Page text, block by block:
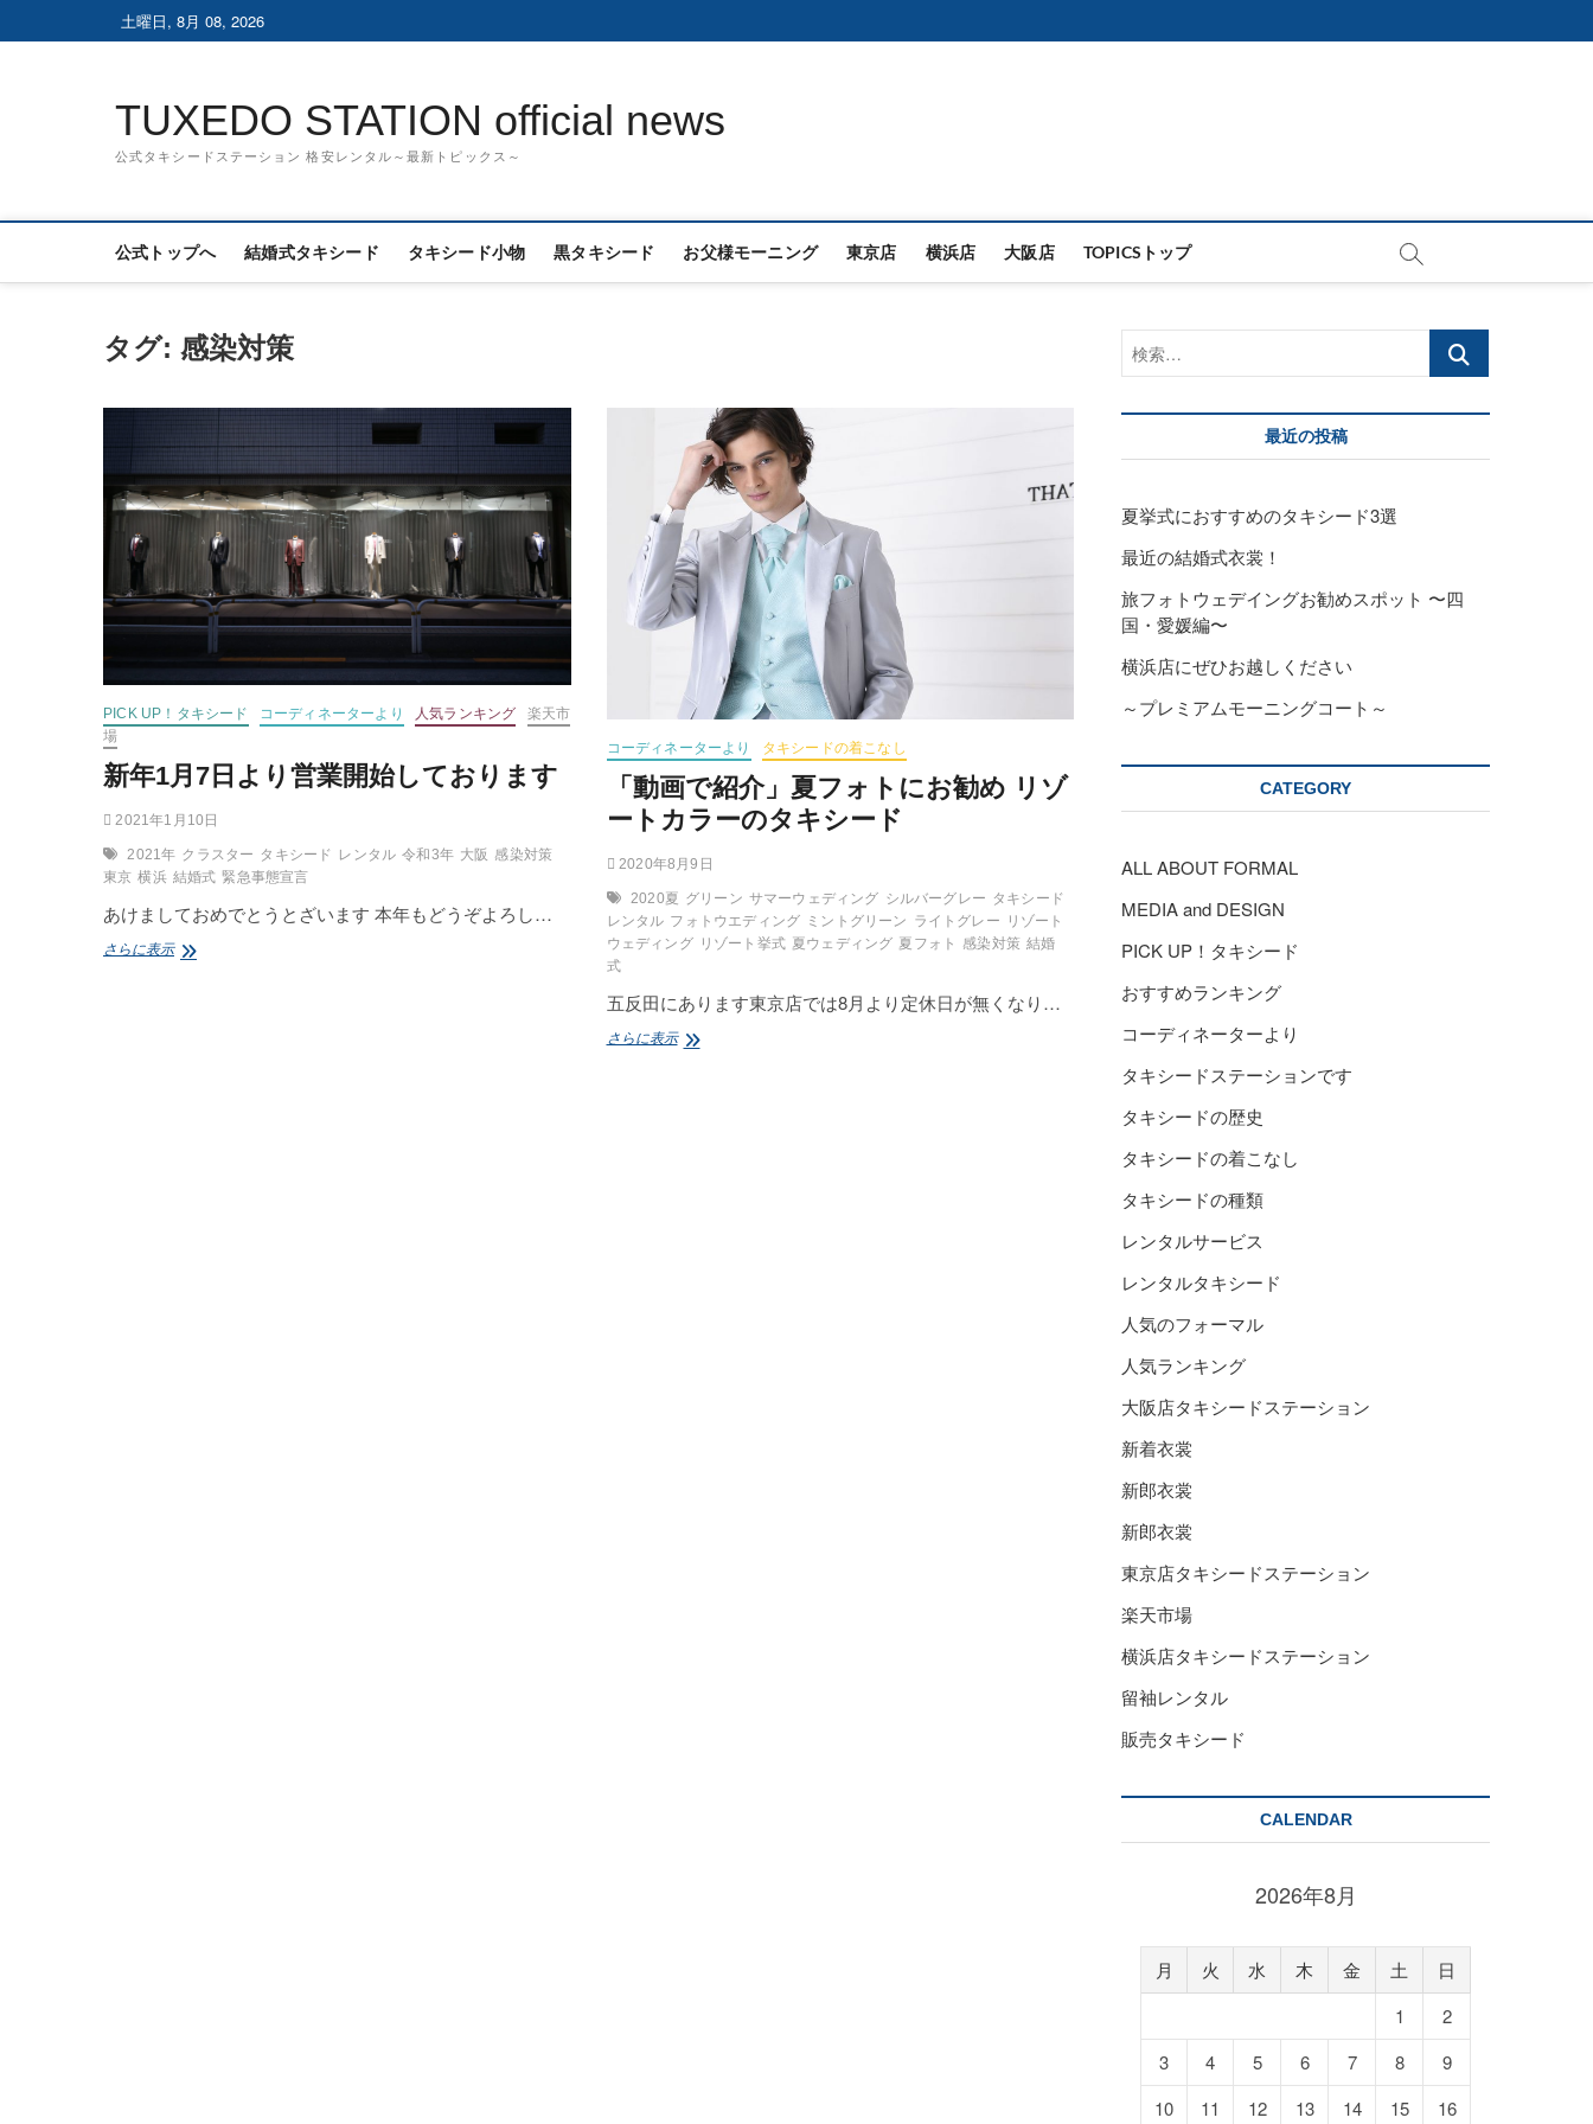
to
土曜日, 8月 08, 2026
TUXEDO STATION official news
公式タキシードステーション 格安レンタル～最新トピックス～
公式トップへ 結婚式タキシード タキシード小物 黒タキシード お父様モーニング 東京店 横浜店 大阪店 TOPICSトップ
タグ: 感染対策
PICK UP！タキシード コーディネーターより 人気ランキング
楽天市
場
新年1月7日より営業開始しております
2021年1月10日
2021年 クラスター タキシード レンタル 令和3年 大阪 感染対策
東京 横浜 結婚式 緊急事態宣言
あけましておめでとうとざいます 本年もどうぞよろし…
さらに表示新
コーディネーターより タキシードの着こなし
「動画で紹介」夏フォトにお勧め リゾ
ートカラーのタキシード
2020年8月9日
2020夏 グリーン サマーウェディング シルバーグレー タキシード
レンタル フォトウエディング ミントグリーン ライトグレー
リゾート
ウェディング リゾート挙式 夏ウェディング 夏フォト 感染対策 結婚
式
五反田にあります東京店では8月より定休日が無くなり…
さらに表示「動
索…
最近の投稿
夏挙式におすすめのタキシード3選
最近の結婚式衣裳！
旅フォトウェデイングお勧めスポット 〜四
国・愛媛編〜
横浜店にぜひお越しください
～プレミアムモーニングコート～
CATEGORY
ALL ABOUT FORMAL
MEDIA and DESIGN
PICK UP！タキシード
おすすめランキング
コーディネーターより
タキシードステーションです
タキシードの歴史
タキシードの着こなし
タキシードの種類
レンタルサービス
レンタルタキシード
人気のフォーマル
人気ランキング
大阪店タキシードステーション
新着衣裳
新郎衣裳
新郎衣裳
東京店タキシードステーション
楽天市場
横浜店タキシードステーション
留袖レンタル
販売タキシード
CALENDAR
2026年8月
月 火 水 木 金 土
日
1
2
3
4 5 6 7 8
9
10
11 12 13 14 15 16